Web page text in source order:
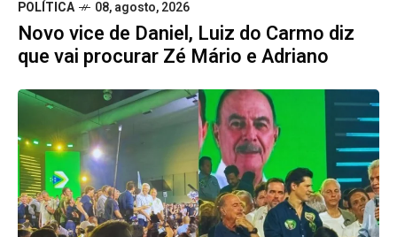
POLÍTICA 08, agosto, 2026
Novo vice de Daniel, Luiz do Carmo diz
que vai procurar Zé Mário e Adriano